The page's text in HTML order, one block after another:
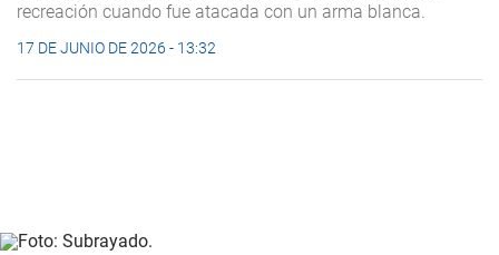
recreación cuando fue atacada con un arma blanca.
17 DE JUNIO DE 2026 - 13:32